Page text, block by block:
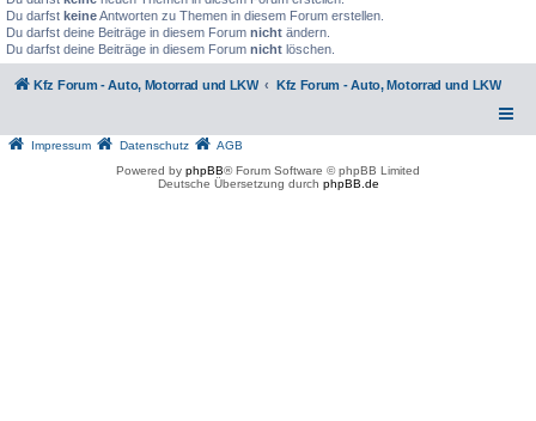
Du darfst keineAntworten zu Themen in diesem Forum erstellen.
Du darfst deine Beiträge in diesem Forum nicht ändern.
Du darfst deine Beiträge in diesem Forum nicht löschen.
Kfz Forum - Auto, Motorrad und LKW Kfz Forum - Auto, Motorrad und LKW
Impressum Datenschutz
AGB
Powered by phpBB® Forum Software © phpBB Limited
Deutsche Übersetzung durch phpBB.de